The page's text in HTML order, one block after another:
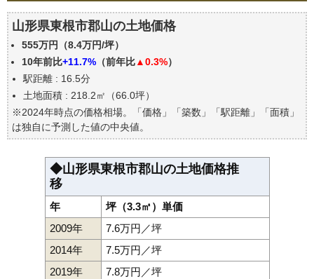
山形県東根市郡山の土地の過去の売買事例
公示地価はいくら
エリアの将来性を人口予想から検討しよう
自分の年収でいくらの不動産が買える？
山形県東根市郡山の土地価格
555万円（8.4万円/坪）
10年前比+11.7% （前年比▲0.3%）
駅距離 : 16.5分
土地面積 : 218.2㎡（66.0坪）
※2024年時点の価格相場。「価格」「築数」「駅距離」「面積」
は独自に予測した値の中央値。
◆山形県東根市郡山の土地価格推
移
年
坪（3.3㎡）単価
2009年
7.6万円／坪
2014年
7.5万円／坪
2019年
7.8万円／坪